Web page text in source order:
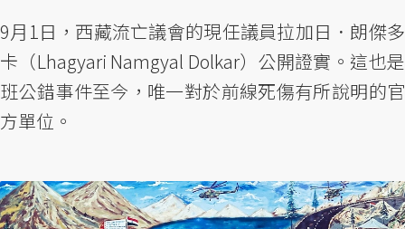
9月1日，西藏流亡議會的現任議員拉加日．朗傑多
卡（Lhagyari Namgyal Dolkar）公開證實。這也是
班公錯事件至今，唯一對於前線死傷有所說明的官
方單位。